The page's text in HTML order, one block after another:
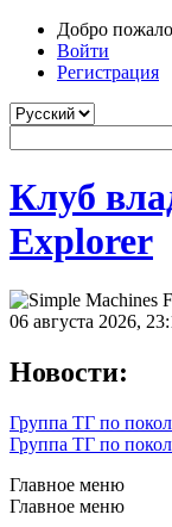
Добро
Войти
Регистрация
Клуб
Explorer
06 августа 2026,
Новости:
Группа ТГ по
Группа ТГ по
Главное меню
Главное меню